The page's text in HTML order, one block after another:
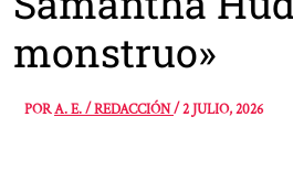
monstruo»
PORA. E. / REDACCIÓN/2 JULIO, 2026